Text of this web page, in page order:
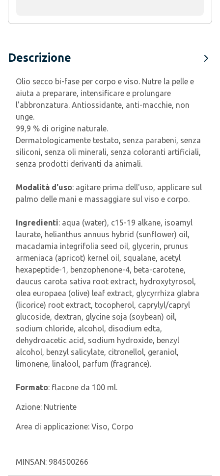
Descrizione
Olio secco bi-fase per corpo e viso. Nutre la pelle e
aiuta a preparare, intensificare e prolungare
l'abbronzatura. Antiossidante, anti-macchie, non
unge.
99,9 % di origine naturale.
Dermatologicamente testato, senza parabeni, senza
siliconi, senza oli minerali, senza coloranti artificiali,
senza prodotti derivanti da animali.
Modalità d'uso: agitare prima dell'uso, applicare sul
palmo delle mani e massaggiare sul viso e corpo.
Ingredienti: aqua (water), c15-19 alkane, isoamyl
laurate, helianthus annuus hybrid (sunflower) oil,
macadamia integrifolia seed oil, glycerin, prunus
armeniaca (apricot) kernel oil, squalane, acetyl
hexapeptide-1, benzophenone-4, beta-carotene,
daucus carota sativa root extract, hydroxytyrosol,
olea europaea (olive) leaf extract, glycyrrhiza glabra
(licorice) root extract, tocopherol, caprylyl/capryl
glucoside, dextran, glycine soja (soybean) oil,
sodium chloride, alcohol, disodium edta,
dehydroacetic acid, sodium hydroxide, benzyl
alcohol, benzyl salicylate, citronellol, geraniol,
limonene, linalool, parfum (fragrance).
Formato: flacone da 100 ml.
Azione: Nutriente
Area di applicazione: Viso, Corpo
MINSAN: 984500266